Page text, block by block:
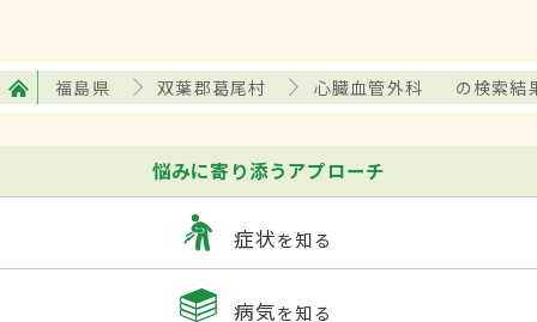
福島県 双葉郡葛尾村 心臓血管外科 の検索結
悩みに寄り添うアプローチ
症状を知る
病気を知る